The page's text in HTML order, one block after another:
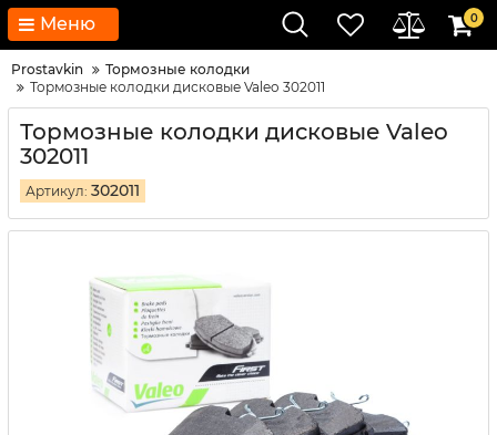
Меню 0
Prostavkin
Тормозные колодки
Тормозные колодки дисковые Valeo 302011
Тормозные колодки дисковые Valeo
302011
Артикул: 302011